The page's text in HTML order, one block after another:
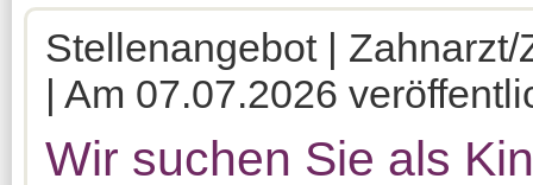
Stellenangebot |
| Am 07.07.2026
Wir suchen Sie als